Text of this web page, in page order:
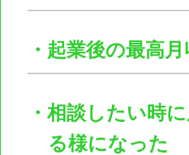
・起業後の最高
・相談したい時
る様になった